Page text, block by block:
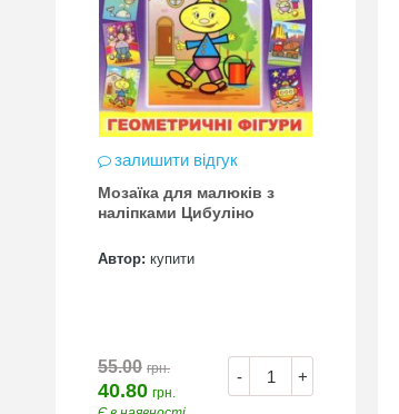
залишити відгук
Мозаїка для малюків з
наліпками Цибуліно
Автор: купити
- +
55.00 грн.
40.80 грн.